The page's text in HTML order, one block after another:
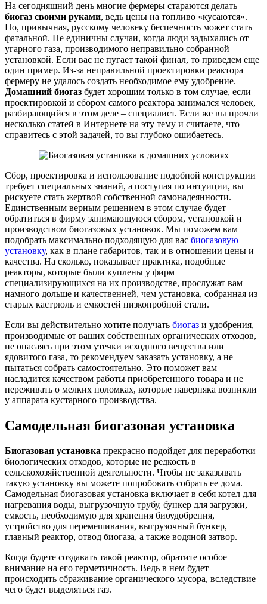
На сегодняшний день многие фермеры стараются делать
биогаз своими руками, ведь цены на топливо «кусаются».
Но, привычная, русскому человеку беспечность может стать
фатальной. Не единичны случаи, когда люди задыхались от
угарного газа, производимого неправильно собранной
установкой. Если вас не пугает такой финал, то приведем еще
один пример. Из-за неправильной проектировки реактора
фермеру не удалось создать необходимое ему удобрение.
Домашний биогаз будет хорошим только в том случае, если
проектировкой и сбором самого реактора занимался человек,
разбирающийся в этом деле – специалист. Если же вы прочли
несколько статей в Интернете на эту тему и считаете, что
справитесь с этой задачей, то вы глубоко ошибаетесь.
Сбор, проектировка и использование подобной конструкции
требует специальных знаний, а поступая по интуиции, вы
рискуете стать жертвой собственной самонадеянности.
Единственным верным решением в этом случае будет
обратиться в фирму занимающуюся сбором, установкой и
производством биогазовых установок. Мы поможем вам
подобрать максимально подходящую для вас биогазовую
установку, как в плане габаритов, так и в отношении цены и
качества. На сколько, показывает практика, подобные
реакторы, которые были куплены у фирм
специализирующихся на их производстве, прослужат вам
намного дольше и качественней, чем установка, собранная из
старых кастрюль и емкостей низкопробной стали.
Если вы действительно хотите получать биогаз и удобрения,
производимые от ваших собственных органических отходов,
не опасаясь при этом утечки исходного вещества или
ядовитого газа, то рекомендуем заказать установку, а не
пытаться собрать самостоятельно. Это поможет вам
насладится качеством работы приобретенного товара и не
переживать о мелких поломках, которые наверняка возникли
у аппарата кустарного производства.
Самодельная биогазовая установка
Биогазовая установка прекрасно подойдет для переработки
биологических отходов, которые не редкость в
сельскохозяйственной деятельности. Чтобы не заказывать
такую установку вы можете попробовать собрать ее дома.
Самодельная биогазовая установка включает в себя котел для
нагревания воды, выгрузочную трубу, бункер для загрузки,
емкость, необходимую для хранения биоудобрения,
устройство для перемешивания, выгрузочный бункер,
главный реактор, отвод биогаза, а также водяной затвор.
Когда будете создавать такой реактор, обратите особое
внимание на его герметичность. Ведь в нем будет
происходить сбраживание органического мусора, вследствие
чего будет выделяться газ.